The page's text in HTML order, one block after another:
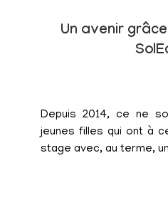
Un avenir
Depuis 2014, ce ne
jeunes filles qui ont à
stage avec, au terme,